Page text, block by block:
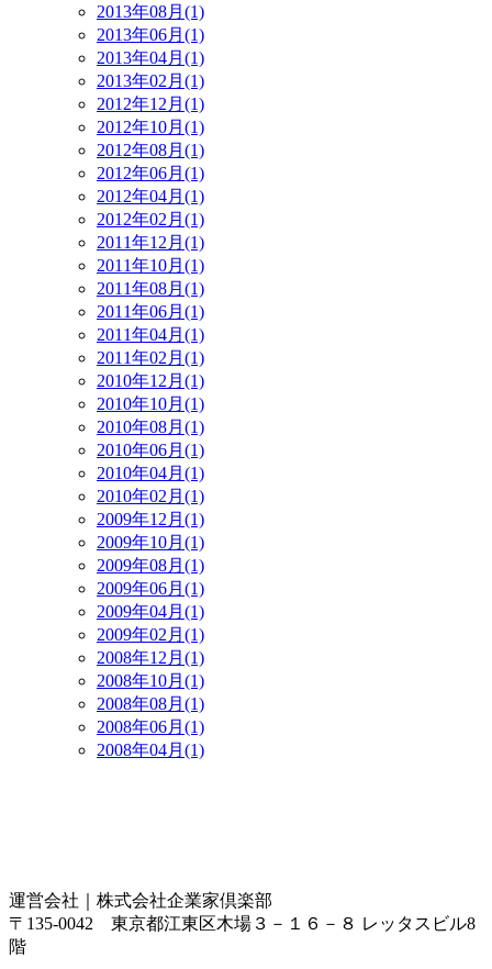
2013年08月(1)
2013年06月(1)
2013年04月(1)
2013年02月(1)
2012年12月(1)
2012年10月(1)
2012年08月(1)
2012年06月(1)
2012年04月(1)
2012年02月(1)
2011年12月(1)
2011年10月(1)
2011年08月(1)
2011年06月(1)
2011年04月(1)
2011年02月(1)
2010年12月(1)
2010年10月(1)
2010年08月(1)
2010年06月(1)
2010年04月(1)
2010年02月(1)
2009年12月(1)
2009年10月(1)
2009年08月(1)
2009年06月(1)
2009年04月(1)
2009年02月(1)
2008年12月(1)
2008年10月(1)
2008年08月(1)
2008年06月(1)
2008年04月(1)
運営会社｜ 株式会社企業家倶楽部
〒135-0042 東京都江東区木場３－１６－８ レッタスビル8
階